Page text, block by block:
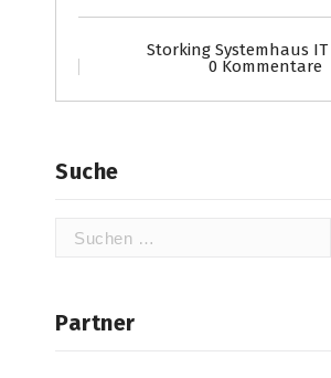
Storking Systemhaus IT
0 Kommentare
Suche
Suchen
Partner